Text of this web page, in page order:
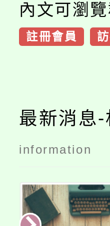
內文可瀏覽
註冊會員
最新消息-
information